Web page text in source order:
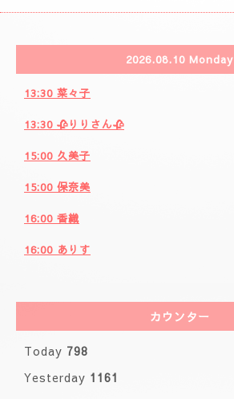
2026.08.10 Monday
13:30 菜々子
13:30 🥀りりさん🥀
15:00 久美子
15:00 保奈美
16:00 香織
16:00 ありす
カウンター
Today 798
Yesterday 1161